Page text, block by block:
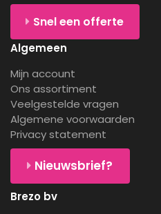
Snel een offerte
Algemeen
Mijn account
Ons assortiment
Veelgestelde vragen
Algemene voorwaarden
Privacy statement
Nieuwsbrief?
Brezo bv